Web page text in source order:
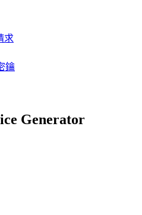
求
鑰
Generator